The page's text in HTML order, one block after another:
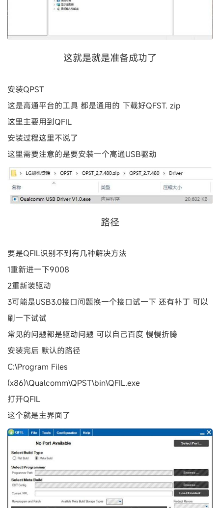
这就是就是准备成功了
安装QPST
这是高通平台的工具 都是通用的 下载好QFST. zip
这里主要用到QFIL
安装过程这里不说了
这里需要注意的是要安装一个高通USB驱动
路径
要是QFIL识别不到有几种解决方法
1重新进一下9008
2重新装驱动
3可能是USB3.0接口问题换一个接口试一下 还有补丁 可以
刷一下试试
常见的问题都是驱动问题 可以自己百度 慢慢折腾
安装完后 默认的路径
C:\Program Files
(x86)\Qualcomm\QPST\bin\QFIL.exe
打开QFIL
这个就是主界面了